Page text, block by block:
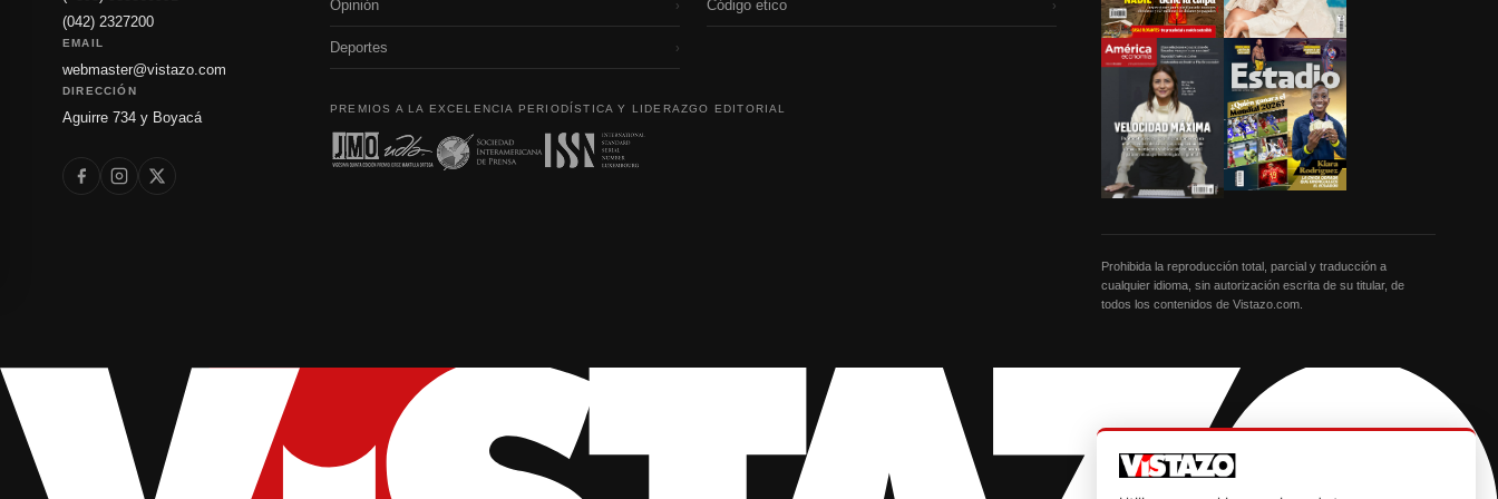
(042) 2327200
EMAIL
webmaster@vistazo.com
DIRECCIÓN
Aguirre 734 y Boyacá
Opinión ›
Deportes ›
Código etico ›
PREMIOS A LA EXCELENCIA PERIODÍSTICA Y LIDERAZGO EDITORIAL
Prohibida la reproducción total, parcial y traducción a
cualquier idioma, sin autorización escrita de su titular, de
todos los contenidos de Vistazo.com.